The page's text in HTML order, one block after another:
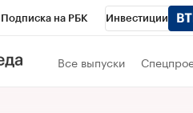
Подписка на РБК Инвестиции
РБК Вино Все выпуски